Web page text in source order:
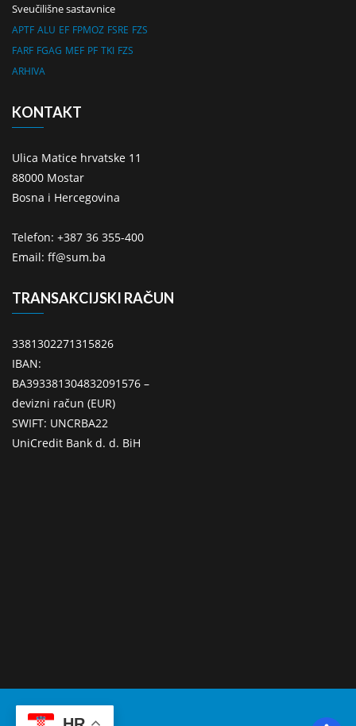
Sveučilišne sastavnice
APTF ALU EF FPMOZ FSRE FZS
FARF FGAG MEF PF TKI FZS
ARHIVA
KONTAKT
Ulica Matice hrvatske 11
88000 Mostar
Bosna i Hercegovina
Telefon: +387 36 355-400
Email: ff@sum.ba
TRANSAKCIJSKI RAČUN
3381302271315826
IBAN:
BA393381304832091576 –
devizni račun (EUR)
SWIFT: UNCRBA22
UniCredit Bank d. d. BiH